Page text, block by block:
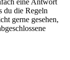
du die Regeln
gerne gesehen,